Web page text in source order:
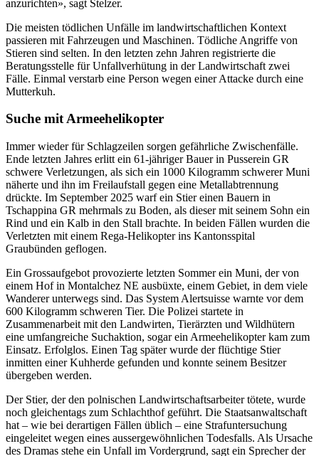
anzurichten», sagt Stelzer.
Die meisten tödlichen Unfälle im landwirtschaftlichen Kontext
passieren mit Fahrzeugen und Maschinen. Tödliche Angriffe von
Stieren sind selten. In den letzten zehn Jahren registrierte die
Beratungsstelle für Unfallverhütung in der Landwirtschaft zwei
Fälle. Einmal verstarb eine Person wegen einer Attacke durch eine
Mutterkuh.
Suche mit Armeehelikopter
Immer wieder für Schlagzeilen sorgen gefährliche Zwischenfälle.
Ende letzten Jahres erlitt ein 61-jähriger Bauer in Pusserein GR
schwere Verletzungen, als sich ein 1000 Kilogramm schwerer Muni
näherte und ihn im Freilaufstall gegen eine Metallabtrennung
drückte. Im September 2025 warf ein Stier einen Bauern in
Tschappina GR mehrmals zu Boden, als dieser mit seinem Sohn ein
Rind und ein Kalb in den Stall brachte. In beiden Fällen wurden die
Verletzten mit einem Rega-Helikopter ins Kantonsspital
Graubünden geflogen.
Ein Grossaufgebot provozierte letzten Sommer ein Muni, der von
einem Hof in Montalchez NE ausbüxte, einem Gebiet, in dem viele
Wanderer unterwegs sind. Das System Alertsuisse warnte vor dem
600 Kilogramm schweren Tier. Die Polizei startete in
Zusammenarbeit mit den Landwirten, Tierärzten und Wildhütern
eine umfangreiche Suchaktion, sogar ein Armeehelikopter kam zum
Einsatz. Erfolglos. Einen Tag später wurde der flüchtige Stier
inmitten einer Kuhherde gefunden und konnte seinem Besitzer
übergeben werden.
Der Stier, der den polnischen Landwirtschaftsarbeiter tötete, wurde
noch gleichentags zum Schlachthof geführt. Die Staatsanwaltschaft
hat – wie bei derartigen Fällen üblich – eine Strafuntersuchung
eingeleitet wegen eines aussergewöhnlichen Todesfalls. Als Ursache
des Dramas stehe ein Unfall im Vordergrund, sagt ein Sprecher der